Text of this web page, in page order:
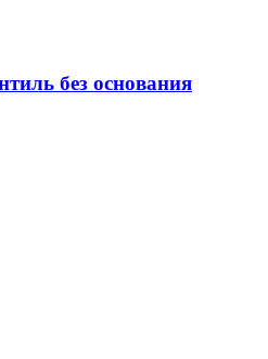
без основания